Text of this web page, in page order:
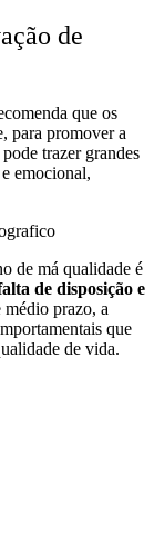
de
que os
para promover a
trazer grandes
emocional,
de má qualidade é
de disposição e
prazo, a
que
de vida.